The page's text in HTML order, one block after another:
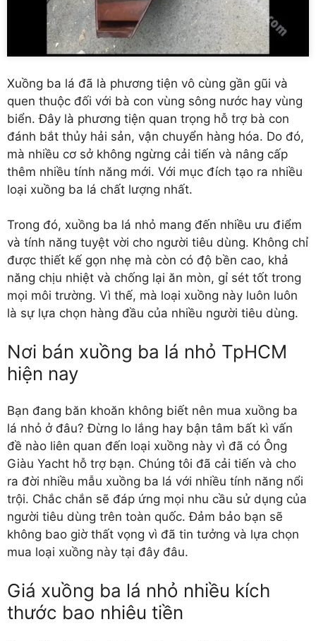
Xuồng ba lá đã là phương tiện vô cùng gần gũi và
quen thuộc đối với bà con vùng sông nước hay vùng
biển. Đây là phương tiện quan trọng hỗ trợ bà con
đánh bắt thủy hải sản, vận chuyển hàng hóa. Do đó,
mà nhiều cơ sở không ngừng cải tiến và nâng cấp
thêm nhiều tính năng mới. Với mục đích tạo ra nhiều
loại xuồng ba lá chất lượng nhất.
Trong đó, xuồng ba lá nhỏ mang đến nhiều ưu điểm
và tính năng tuyệt vời cho người tiêu dùng. Không chỉ
được thiết kế gọn nhẹ mà còn có độ bền cao, khả
năng chịu nhiệt và chống lại ăn mòn, gỉ sét tốt trong
mọi môi trường. Vì thế, mà loại xuồng này luôn luôn
là sự lựa chọn hàng đầu của nhiều người tiêu dùng.
Nơi bán xuồng ba lá nhỏ TpHCM
hiện nay
Bạn đang băn khoăn không biết nên mua xuồng ba
lá nhỏ ở đâu? Đừng lo lắng hay bận tâm bất kì vấn
đề nào liên quan đến loại xuồng này vì đã có Ông
Giàu Yacht hỗ trợ bạn. Chúng tôi đã cải tiến và cho
ra đời nhiều mẫu xuồng ba lá với nhiều tính năng nổi
trội. Chắc chắn sẽ đáp ứng mọi nhu cầu sử dụng của
người tiêu dùng trên toàn quốc. Đảm bảo bạn sẽ
không bao giờ thất vọng vì đã tin tưởng và lựa chọn
mua loại xuồng này tại đây đâu.
Giá xuồng ba lá nhỏ nhiều kích
thước bao nhiêu tiền